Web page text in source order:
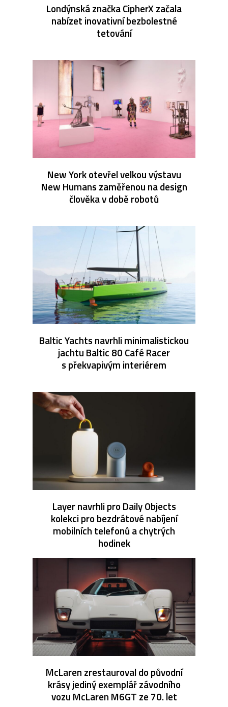
Londýnská značka CipherX začala
nabízet inovativní bezbolestné
tetování
New York otevřel velkou výstavu
New Humans zaměřenou na design
člověka v době robotů
Baltic Yachts navrhli minimalistickou
jachtu Baltic 80 Café Racer
s překvapivým interiérem
Layer navrhli pro Daily Objects
kolekci pro bezdrátové nabíjení
mobilních telefonů a chytrých
hodinek
McLaren zrestauroval do původní
krásy jediný exemplář závodního
vozu McLaren M6GT ze 70. let